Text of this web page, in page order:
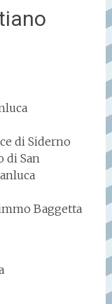
di Siderno
di San
Baggetta